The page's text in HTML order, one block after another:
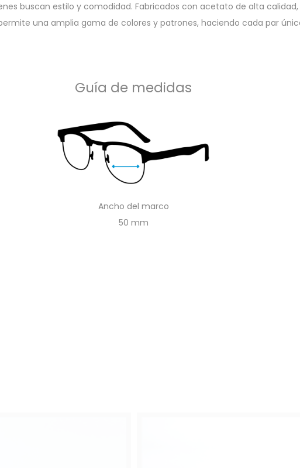
buscan estilo y comodidad. Fabricados con acetato de alta
una amplia gama de colores y patrones, haciendo cada par
Guía de medidas
Ancho del marco
50